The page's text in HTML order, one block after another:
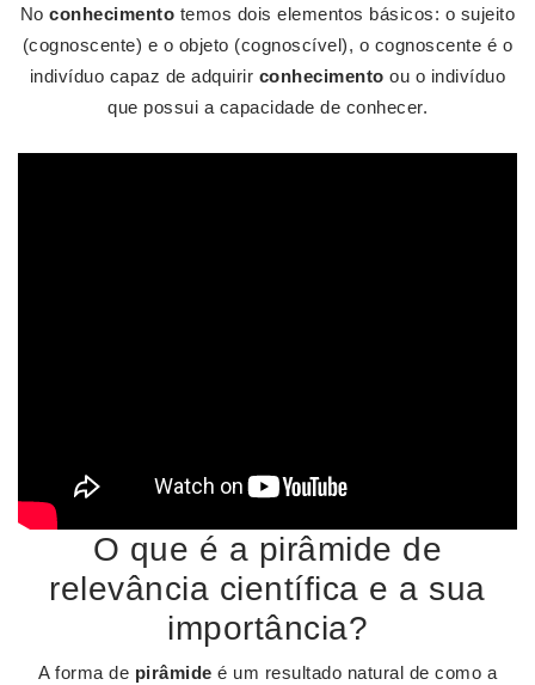
Noconhecimento temos dois elementos básicos: o sujeito
(cognoscente) e o objeto (cognoscível), o cognoscente é o
indivíduo capaz de adquirir conhecimento ou o indivíduo
que possui a capacidade de conhecer.
O que é a pirâmide de
relevância científica e a sua
importância?
A forma de pirâmide é um resultado natural de como a